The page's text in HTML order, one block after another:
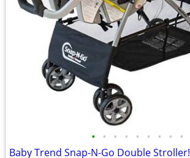
• • • • • • • • •
Baby Trend Snap-N-Go Double Stroller!